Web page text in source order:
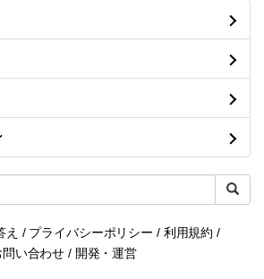
え / プライバシーポリシー / 利用規約 /
問い合わせ / 開発・運営